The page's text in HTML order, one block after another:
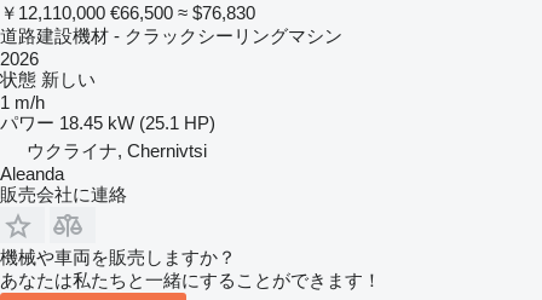
￥12,110,000 €66,500 ≈ $76,830
道路建設機材 - クラックシーリングマシン
2026
状態 新しい
1 m/h
パワー 18.45 kW (25.1 HP)
ウクライナ, Chernivtsi
Aleanda
販売会社に連絡
機械や車両を販売しますか？
あなたは私たちと一緒にすることができます！